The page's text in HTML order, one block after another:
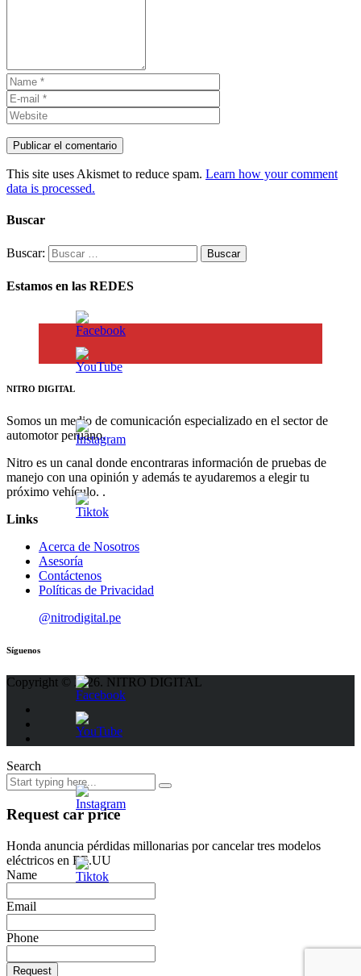
This site uses Akismet to reduce spam. Learn how your comment
data is processed.
Buscar
Buscar:
Estamos en las REDES
NITRO DIGITAL
Somos un medio de comunicación especializado en el sector de
automotor peruano.
Nitro es un canal donde encontraras información de pruebas de
manejo con una opinión y además te ayudaremos a elegir tu
próximo vehículo. .
Links
Acerca de Nosotros
Asesoría
Contáctenos
Políticas de Privacidad
@nitrodigital.pe
Síguenos
Copyright © 2026. NITRO DIGITAL
Search
Request car price
Honda anuncia pérdidas millonarias por cancelar tres modelos
eléctricos en EE.UU
Name
Email
Phone
Request